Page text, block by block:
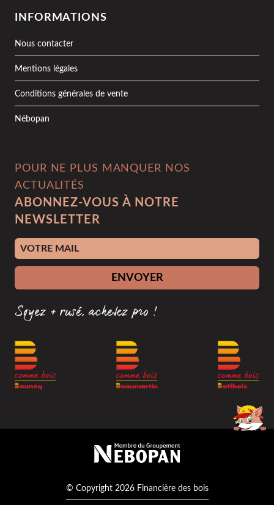
INFORMATIONS
Nous contacter
Mentions légales
Conditions générales de vente
Nébopan
POUR NE PLUS MANQUER NOS
ACTUALITÉS
ABONNEZ-VOUS À NOTRE
NEWSLETTER
Adresse e-mail
ENVOYER
Soyez + rusé, achetez pro !
Membre du groupement Nébopan
© Copyright 2026 Financière des bois